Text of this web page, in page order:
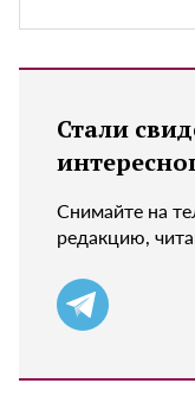
Стали
Снимайте на
редакцию,